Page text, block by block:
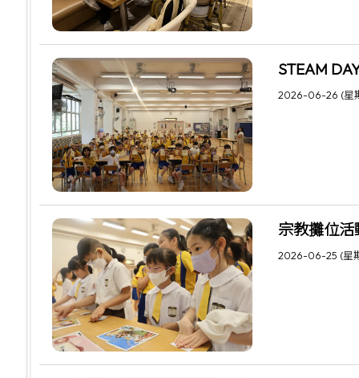
STEAM
2026-06-26 (星
宗教攤位活
2026-06-25 (星